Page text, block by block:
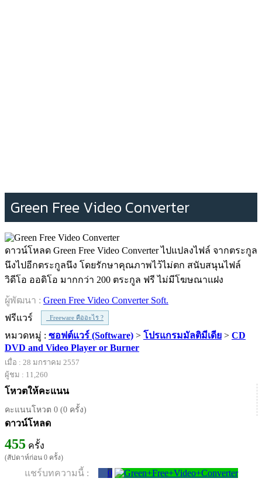
Green Free Video Converter
ดาวน์โหลด Green Free Video Converter ไปแปลงไฟล์ จากตระกูล
นึงไปอีกตระกูลนึง โดยรักษาคุณภาพไว้ไม่ตก สนับสนุนไฟล์
วิดีโอ ออดิโอ มากกว่า 200 ตระกูล ฟรี ไม่มีโฆษณาแฝง
ผู้พัฒนา : Green Free Video Converter Soft.
ฟรีแวร์
Freeware คืออะไร ?
หมวดหมู่ : ซอฟต์แวร์ (Software) > โปรแกรมมัลติมีเดีย > CD
DVD and Video Player or Burner
เมื่อ : 28 มกราคม 2557
ผู้ชม : 11,260
โหวตให้คะแนน
คะแนนโหวต 0 (0 ครั้ง)
ดาวน์โหลด
455 ครั้ง
(สัปดาห์ก่อน 0 ครั้ง)
แชร์บทความนี้ :
0